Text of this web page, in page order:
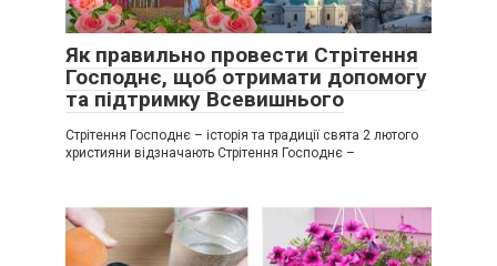
Як правильно провести Стрітення
Господнє, щоб отримати допомогу
та підтримку Всевишнього
Стрітення Господнє – історія та традиції свята 2 лютого
християни відзначають Стрітення Господнє –